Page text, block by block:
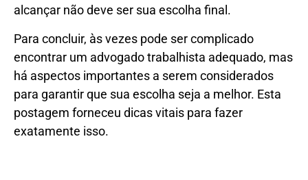
alcançar não deve ser sua escolha final.
Para concluir, às vezes pode ser complicado
encontrar um advogado trabalhista adequado, mas
há aspectos importantes a serem considerados
para garantir que sua escolha seja a melhor. Esta
postagem forneceu dicas vitais para fazer
exatamente isso.